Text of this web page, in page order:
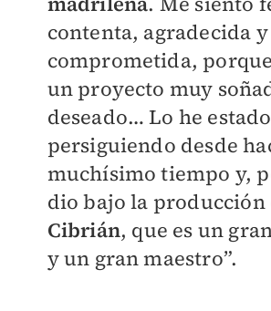
contenta, agradecida
comprometida,
un proyecto muy
deseado… Lo he estado
persiguiendo desde
muchísimo tiempo y,
dio bajo la producción
Cibrián, que es un
y un gran maestro”.